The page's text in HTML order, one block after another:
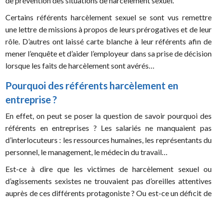
Certains référents harcèlement sexuel se sont vus remettre
une lettre de missions à propos de leurs prérogatives et de leur
rôle. D’autres ont laissé carte blanche à leur référents afin de
mener l’enquête et d’aider l’employeur dans sa prise de décision
lorsque les faits de harcèlement sont avérés…
Pourquoi des référents harcèlement en
entreprise ?
En effet, on peut se poser la question de savoir pourquoi des
référents en entreprises ? Les salariés ne manquaient pas
d’interlocuteurs : les ressources humaines, les représentants du
personnel, le management, le médecin du travail…
Est-ce à dire que les victimes de harcèlement sexuel ou
d’agissements sexistes ne trouvaient pas d’oreilles attentives
auprès de ces différents protagoniste ? Ou est-ce un déficit de